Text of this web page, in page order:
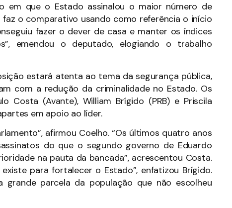
em que o Estado assinalou o maior número de
o comparativo usando como referência o início
fazer o dever de casa e manter os índices
emendou o deputado, elogiando o trabalho
estará atenta ao tema da segurança pública,
com a redução da criminalidade no Estado. Os
Costa (Avante), William Brígido (PRB) e Priscila
em apoio ao líder.
afirmou Coelho. “Os últimos quatro anos
do que o segundo governo de Eduardo
na pauta da bancada”, acrescentou Costa.
para fortalecer o Estado”, enfatizou Brígido.
grande parcela da população que não escolheu